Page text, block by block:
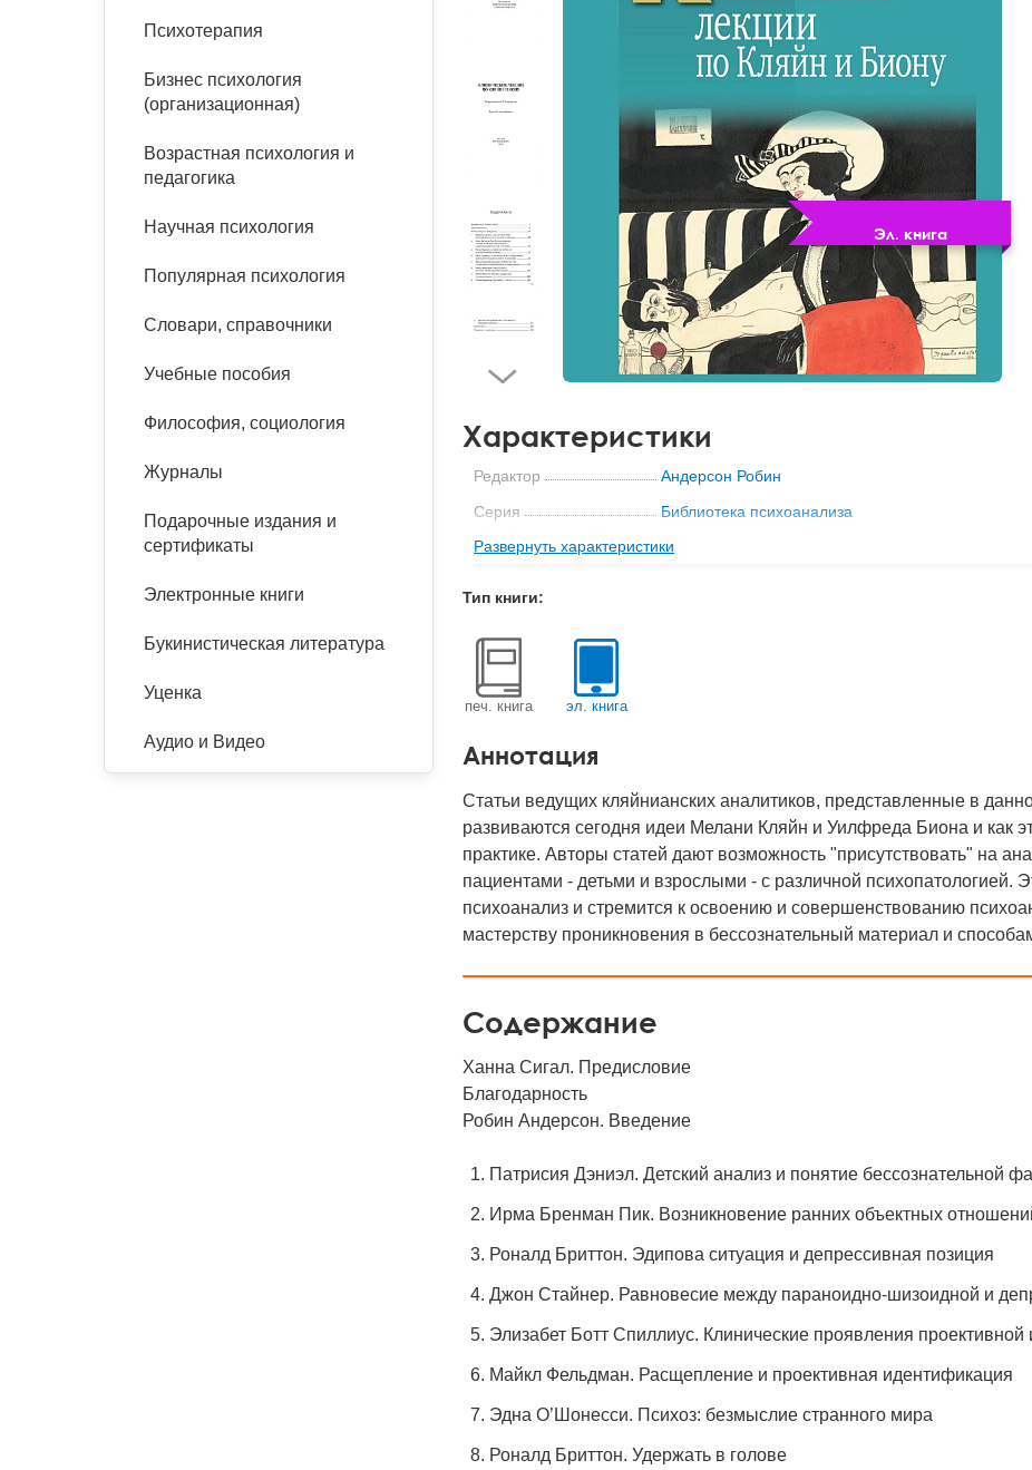
Расстройства пищевого
Тревожные расстройства,
Песочная терапия
Психодрама
Сказкотерапия
Другие направления
психотерапии
Классический, эриксоновский
Психология труда и
Психофизиология
Социальная психология
Социальная и
Учебная литература
Классический и юнгианский
Эл. книга
Характеристики
Редактор
Андерсон Робин
Серия
Библиотека психоанализа
Издательство
Когито-Центр
Год
ISBN
Развернуть характеристики
Тип книги:
печ. книга эл. книга
Аннотация
Статьи ведущих кляйнианских аналитиков, представленные в
развиваются сегодня идеи Мелани Кляйн и Уилфреда Биона и как
практике. Авторы статей дают возможность "присутствовать" на
пациентами - детьми и взрослыми - с различной психопатологией.
психоанализ и стремится к освоению и совершенствованию
мастерству проникновения в бессознательный материал и
Содержание
Ханна Сигал. Предисловие
Благодарность
Робин Андерсон. Введение
Патрисия Дэниэл. Детский анализ и понятие бессознательной
Ирма Бренман Пик. Возникновение ранних объектных
Роналд Бриттон. Эдипова ситуация и депрессивная позиция
Джон Стайнер. Равновесие между параноидно-шизоидной и
Элизабет Ботт Спиллиус. Клинические проявления
Майкл Фельдман. Расщепление и проективная идентификация
Эдна О’Шонесси. Психоз: безмыслие странного мира
Роналд Бриттон. Удержать в голове
Психотерапия
Бизнес психология
(организационная)
Возрастная психология и
педагогика
Научная психология
Популярная психология
Словари, справочники
Учебные пособия
Философия, социология
Журналы
Подарочные издания и
сертификаты
Электронные книги
Букинистическая литература
Уценка
Аудио и Видео